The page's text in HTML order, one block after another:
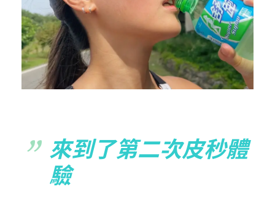
來到了第二次皮秒體
驗